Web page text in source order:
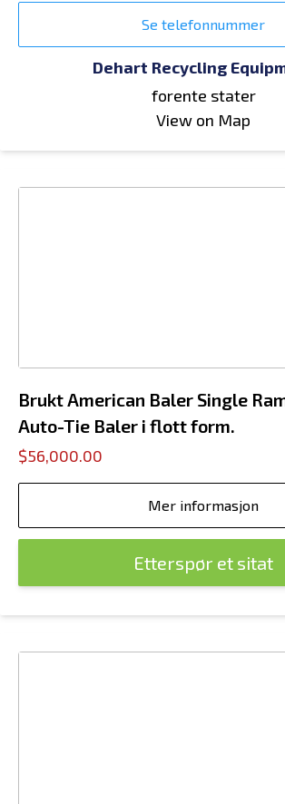
Se telefonnummer
Dehart Recycling
forente stater
View on Map
Brukt American Baler Single
Auto-Tie Baler i flott form.
$56,000.00
Mer informasjon
Etterspør et sitat